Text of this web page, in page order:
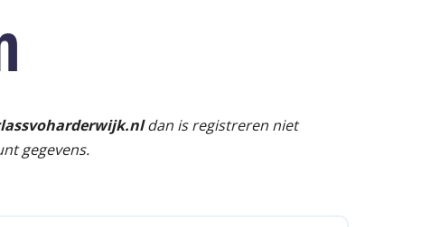
dan is registreren niet
gegevens.